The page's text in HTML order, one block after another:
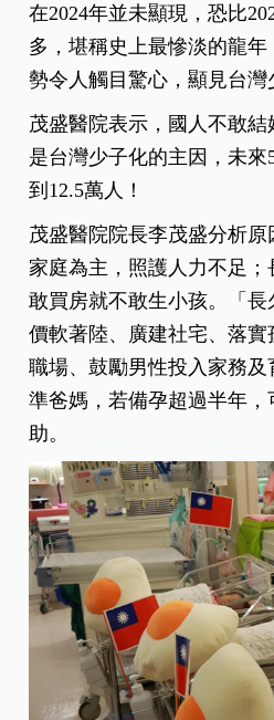
在2024年並未顯現，恐比
多，堪稱史上最慘淡的龍
勢令人觸目驚心，顯見台灣
茂盛醫院表示，國人不敢結
是台灣少子化的主因，未
到12.5萬人！
茂盛醫院院長李茂盛分析
家庭為主，照護人力不足
敢買房就不敢生小孩。「
價軟著陸、廣建社宅、落
職場、鼓勵男性投入家務
準爸媽，若備孕超過半年
助。